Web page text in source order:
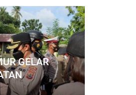
GELAR